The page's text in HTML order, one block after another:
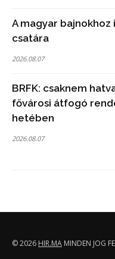
A magyar bajnokhoz
csatára
2026.08.07
BRFK: csaknem
fővárosi átfogó
hetében
2026.08.07
© 2026 HIR.MA MINDEN JOG